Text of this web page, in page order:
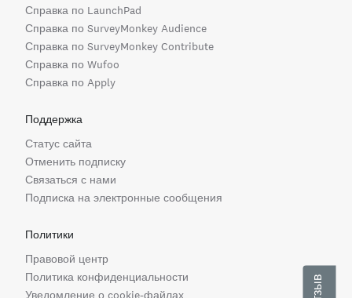
Справка по LaunchPad
Справка по SurveyMonkey Audience
Справка по SurveyMonkey Contribute
Справка по Wufoo
Справка по Apply
Поддержка
Статус сайта
Отменить подписку
Связаться с нами
Подписка на электронные сообщения
Политики
Правовой центр
Политика конфиденциальности
Уведомление о cookie-файлах